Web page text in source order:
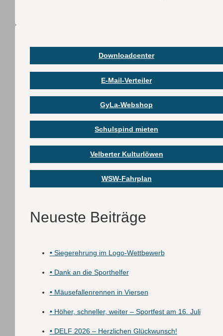
Downloadcenter
E-Mail-Verteiler
GyLa-Webshop
Schulspind mieten
Velberter Kulturlöwen
WSW-Fahrplan
Neueste Beiträge
•Siegerehrung im Logo-Wettbewerb
•Dank an die Sporthelfer
•Mäusefallenrennen in Viersen
•Höher, schneller, weiter – Sportfest am 16. Juli
•DELF 2026 – Herzlichen Glückwunsch!